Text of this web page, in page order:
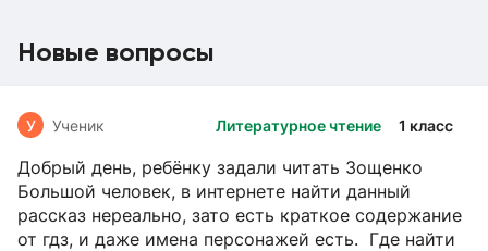
Новые вопросы
Литературное чтение 1 класс
У Ученик
Добрый день, ребёнку задали читать Зощенко
Большой человек, в интернете найти данный
рассказ нереально, зато есть краткое содержание
от гдз, и даже имена персонажей есть. Где найти